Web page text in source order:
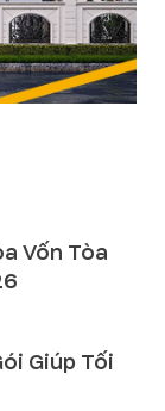
Vốn Tòa
Giúp Tối